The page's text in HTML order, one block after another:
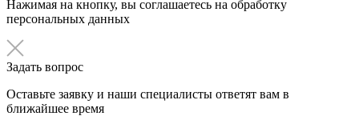
Нажимая на кнопку, вы соглашаетесь на обработку
персональных данных
Задать вопрос
Оставьте заявку и наши специалисты ответят вам в
ближайшее время